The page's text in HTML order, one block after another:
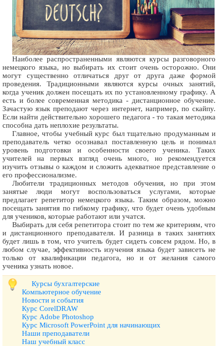
Наиболее распространенными являются курсы разговорного
немецкого языка, но выбирать их стоит очень осторожно. Они
могут существенно отличаться друг от друга даже формой
проведения. Традиционными являются курсы очных занятий,
когда ученик должен посещать их по установленному графику. А
есть и более современная методика - дистанционное обучение.
Зачастую язык преподают через интернет, например, по скайпу.
Если найти действительно хорошего педагога - то такая методика
способна дать неплохие результаты.
Главное, чтобы учебный курс был тщательно продуманным и
преподаватель четко осознавал поставленную цель и понимал
уровень подготовки и особенности своего ученика. Таких
учителей на первых взгляд очень много, но рекомендуется
изучить отзывы о каждом и сложить адекватное представление о
его профессионализме.
Любители традиционных методов обучения, но при этом
занятые люди могут воспользоваться услугами, которые
предлагает репетитор немецкого языка. Таким образом, можно
посещать занятия по гибкому графику, что будет очень удобным
для учеников, которые работают или учатся.
Выбирать для себя репетитора стоит по тем же критериям, что
и дистанционного преподавателя. И разница в таких занятиях
будет лишь в том, что учитель будет сидеть совсем рядом. Но, в
любом случае, эффективность изучения языка будет зависеть не
только от квалификации педагога, но и от желания самого
ученика узнать новое.
Курсы бухгалтерские
Компьютерное обучение
Новости и события
Курс CorelDRAW
Курс Adobe Photoshop
Курс Microsoft PowerPoint для начинающих
Наши преподаватели
Наш учебный класс